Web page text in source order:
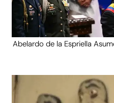
Abelardo de la Espriella